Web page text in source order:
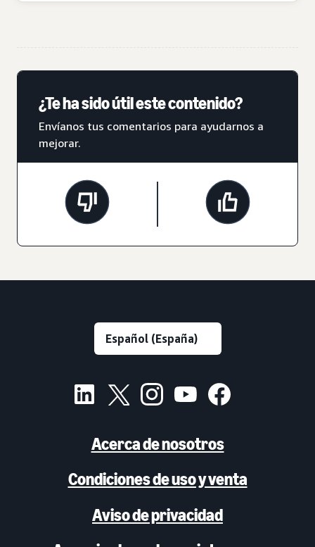
¿Te ha sido útil este contenido?
Envíanos tus comentarios para ayudarnos a
mejorar.
Acerca de nosotros
Condiciones de uso y venta
Aviso de privacidad